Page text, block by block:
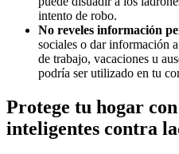
intento de robo.
No reveles información
sociales o dar información
de trabajo, vacaciones u
podría ser utilizado en tu
Protege tu hogar
inteligentes contra